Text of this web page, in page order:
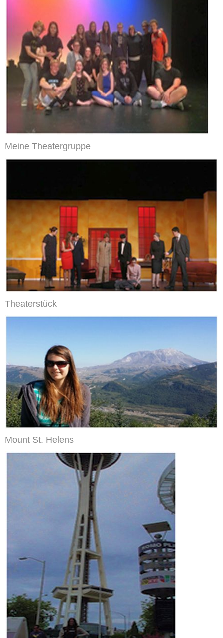
Meine Theatergruppe
Theaterstück
Mount St. Helens